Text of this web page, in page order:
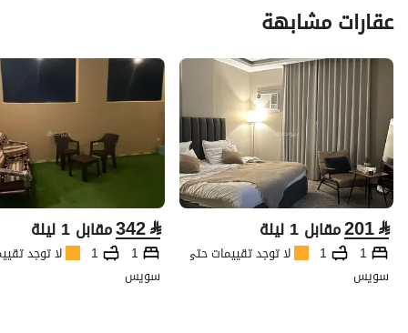
عقارات مشابهة
⃁
201مقابل 1 ليلة
1
1
لا توجد تقييمات حتى الآن
سويس
⃁
342مقابل 1 ليلة
1
1
لا توجد
سويس